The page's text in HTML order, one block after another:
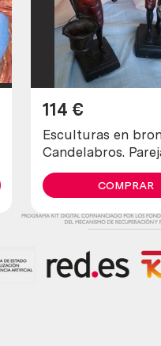
Esculturas en
Candelabros.
114 €
COMPRAR